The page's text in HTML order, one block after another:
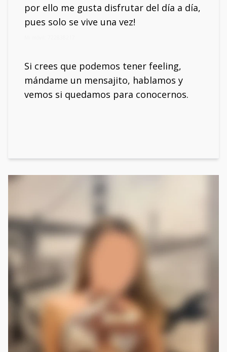
por ello me gusta disfrutar del día a día,
pues solo se vive una vez!
Si crees que podemos tener feeling,
mándame un mensajito, hablamos y
vemos si quedamos para conocernos.